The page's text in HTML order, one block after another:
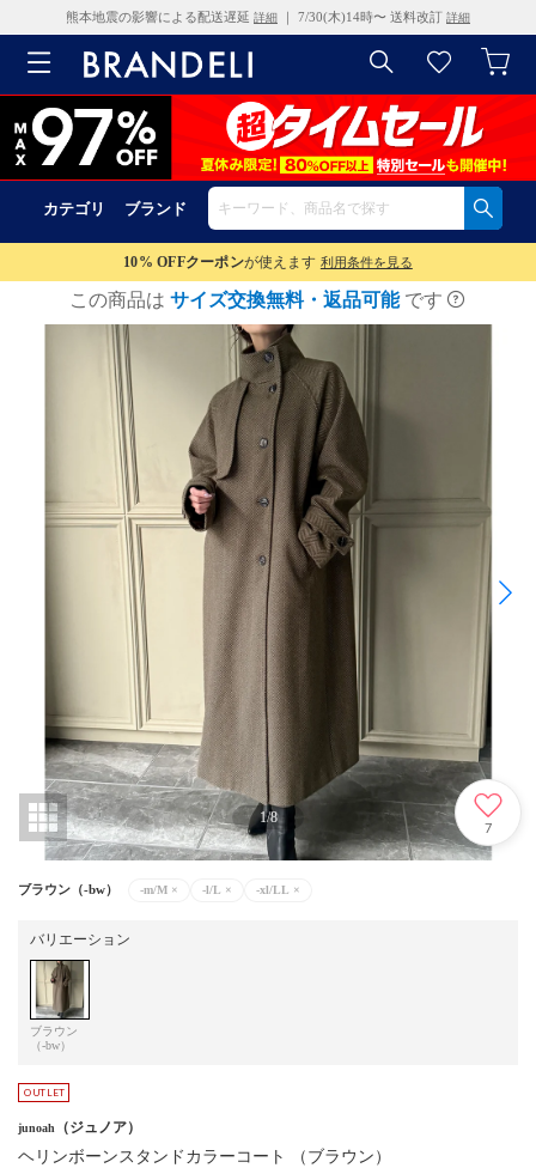
熊本地震の影響による配送遅延 詳細 ｜ 7/30(木)14時〜 送料改訂 詳細
カテゴリ ブランド
10% OFFクーポンが使えます 利用条件を見る
この商品は サイズ交換無料・返品可能 です
1/8
7
ブラウン（-bw） -m/M × -l/L × -xl/LL ×
バリエーション
ブラウン
（-bw）
junoah （ジュノア）
ヘリンボーンスタンドカラーコート （ブラウン）